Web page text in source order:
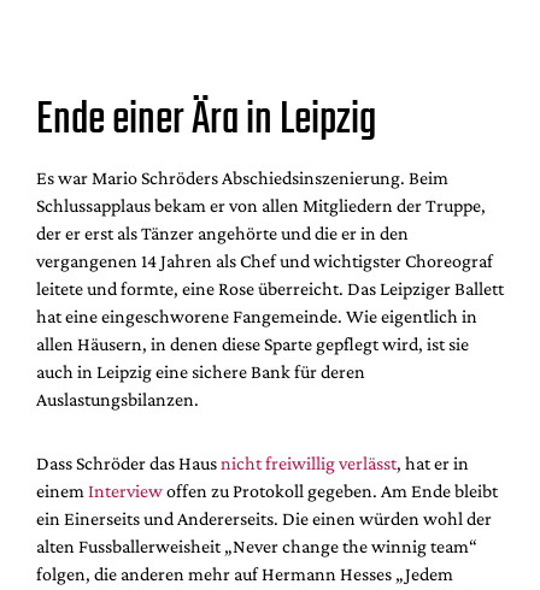
Ende einer Ära in Leipzig
Es war Mario Schröders Abschiedsinszenierung. Beim
Schlussapplaus bekam er von allen Mitgliedern der Truppe,
der er erst als Tänzer angehörte und die er in den
vergangenen 14 Jahren als Chef und wichtigster Choreograf
leitete und formte, eine Rose überreicht. Das Leipziger Ballett
hat eine eingeschworene Fangemeinde. Wie eigentlich in
allen Häusern, in denen diese Sparte gepflegt wird, ist sie
auch in Leipzig eine sichere Bank für deren
Auslastungsbilanzen.
Dass Schröder das Hausnicht freiwillig verlässt, hat er in
einem Interviewoffen zu Protokoll gegeben. Am Ende bleibt
ein Einerseits und Andererseits. Die einen würden wohl der
alten Fussballerweisheit „Never change the winnig team“
folgen, die anderen mehr auf Hermann Hesses „Jedem